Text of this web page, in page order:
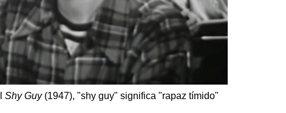
Shy Guy(1947), "shy guy" significa "rapaz tímido"